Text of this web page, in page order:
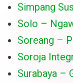
Simpang
Solo –
Soreang –
Soroja
Surabaya –